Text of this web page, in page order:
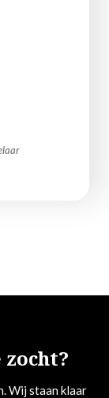
Wij staan klaar